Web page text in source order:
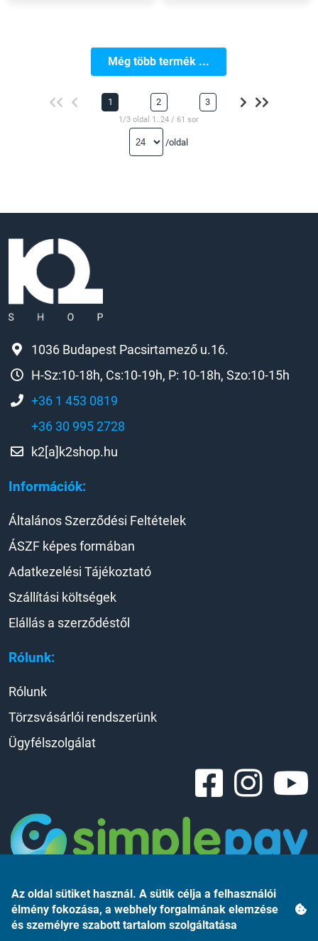
Még több termék ...
1 2 3
1/3 oldal 1..24 / 61 sor
/oldal
Információk:
Rólunk:
1036 Budapest Pacsirtamező u.16.
H-Sz:10-18h, Cs:10-19h, P: 10-18h, Szo:10-15h
+36 1 453 0819
+36 30 995 2728
k2[a]k2shop.hu
Általános Szerződési Feltételek
ÁSZF képes formában
Adatkezelési Tájékoztató
Szállítási költségek
Elállás a szerződéstől
Rólunk
Törzsvásárlói rendszerünk
Ügyfélszolgálat
Az oldal sütiket használ. A sütik célja a felhasználói
élmény fokozása, a webhely forgalmának elemzése
és személyre szabott tartalom szolgáltatása